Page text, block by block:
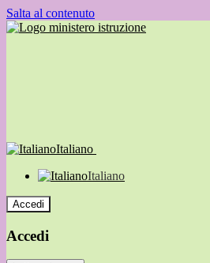
Salta al contenuto
Italiano
Italiano
Accedi
Accedi